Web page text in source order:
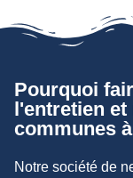
Pourquoi
l'entretien
communes
Notre société de